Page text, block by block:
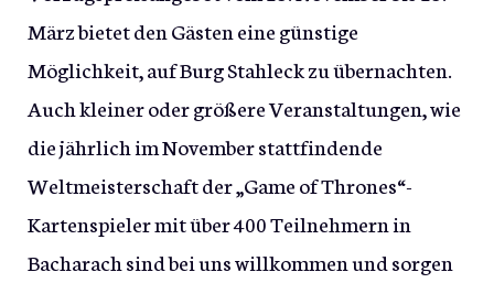
März bietet den Gästen eine günstige
Möglichkeit, auf Burg Stahleck zu übernachten.
Auch kleiner oder größere Veranstaltungen, wie
die jährlich im November stattfindende
Weltmeisterschaft der „Game of Thrones“-
Kartenspieler mit über 400 Teilnehmern in
Bacharach sind bei uns willkommen und sorgen